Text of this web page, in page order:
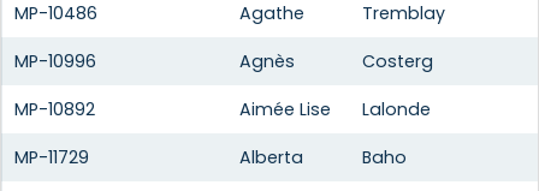
MP-10486
Agathe
Tremblay
MP-10996
Agnès
Costerg
MP-10892
Aimée Lise
Lalonde
MP-11729
Alberta
Baho